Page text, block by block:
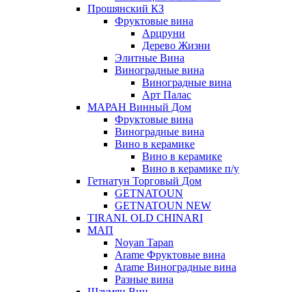
Прошянский КЗ
Фруктовые вина
Арцруни
Дерево Жизни
Элитные Вина
Виноградные вина
Виноградные вина
Арт Палас
МАРАН Винный Дом
Фруктовые вина
Виноградные вина
Вино в керамике
Вино в керамике
Вино в керамике п/у
Гетнатун Торговый Дом
GETNATOUN
GETNATOUN NEW
TIRANI. OLD CHINARI
МАП
Noyan Tapan
Arame Фруктовые вина
Arame Виноградные вина
Разные вина